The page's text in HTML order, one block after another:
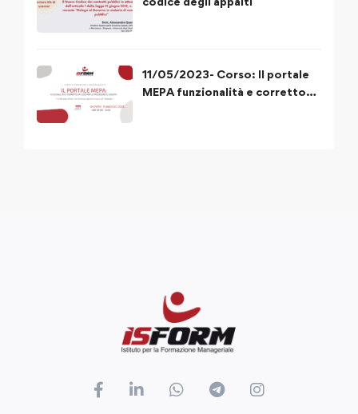
11/05/2023- Corso: Il portale
MEPA funzionalità e corretto